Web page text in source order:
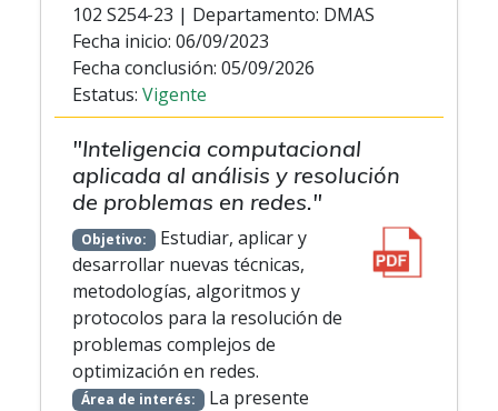
102 S254-23 | Departamento: DMAS
Fecha inicio: 06/09/2023
Fecha conclusión: 05/09/2026
Estatus: Vigente
"Inteligencia computacional
aplicada al análisis y resolución
de problemas en redes."
Objetivo: Estudiar, aplicar y
desarrollar nuevas técnicas,
metodologías, algoritmos y
protocolos para la resolución de
problemas complejos de
optimización en redes.
Área de interés: La presente